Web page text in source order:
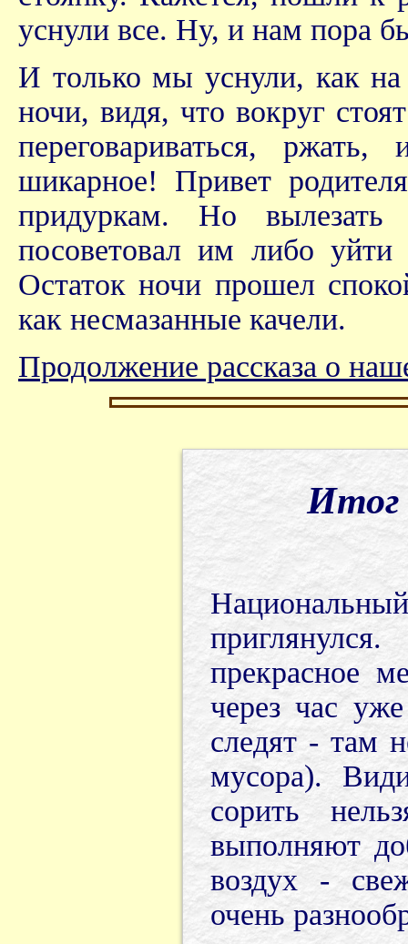
уснули все. Ну, и нам пора
И только мы уснули, как
ночи, видя, что вокруг
переговариваться,
шикарное! Привет
придуркам. Но
посоветовал им либо
Остаток ночи прошел
как несмазанные качели.
Продолжение рассказа о
Итог
прекрасное
через час
следят - там
мусора).
сорить
выполняют
воздух -
очень